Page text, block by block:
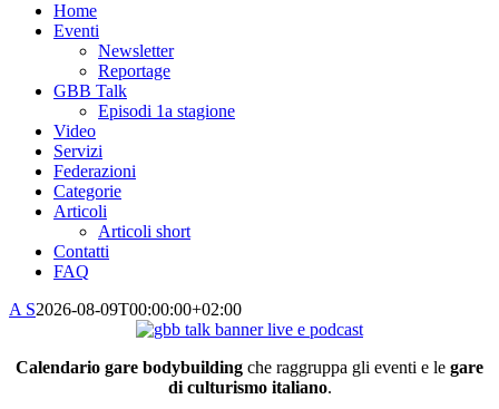
Home
Eventi
Newsletter
Reportage
GBB Talk
Episodi 1a stagione
Video
Servizi
Federazioni
Categorie
Articoli
Articoli short
Contatti
FAQ
A S2026-08-09T00:00:00+02:00
Calendario gare bodybuilding che raggruppa gli eventi e le gare
di culturismo italiano.